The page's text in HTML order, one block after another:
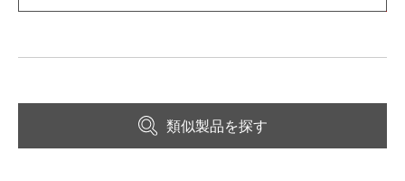
類似製品を探す